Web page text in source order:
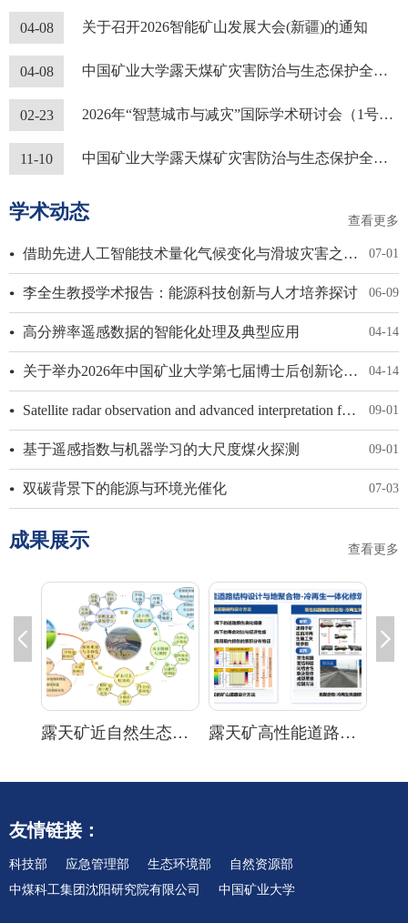
04-08 关于召开2026智能矿山发展大会(新疆)的通知
04-08 中国矿业大学露天煤矿灾害防治与生态保护全国重点实验室2026年新教师招聘启事
02-23 2026年“智慧城市与减灾”国际学术研讨会（1号通知）
11-10 中国矿业大学露天煤矿灾害防治与生态保护全国重点实验室 2025年度开放基金课题申请指南
学术动态 查看更多
07-01
借助先进人工智能技术量化气候变化与滑坡灾害之间的时空因果关系
06-09
李全生教授学术报告：能源科技创新与人才培养探讨
04-14
高分辨率遥感数据的智能化处理及典型应用
04-14
关于举办2026年中国矿业大学第七届博士后创新论坛暨全国博士后学术交流活动的通知（第一轮）
09-01
Satellite radar observation and advanced interpretation for stability monitoring of open pits: the Manefay failure(Kennecott Copper Mine),Utah,USA
09-01
基于遥感指数与机器学习的大尺度煤火探测
07-03
双碳背景下的能源与环境光催化
成果展示 查看更多
露天矿近自然生态修复理论与技术 露天矿高性能道路结构设计与地聚合物-冷再生一体化修筑技术
友情链接：
科技部 应急管理部 生态环境部
自然资源部
中煤科工集团沈阳研究院有限公司
中国矿业大学